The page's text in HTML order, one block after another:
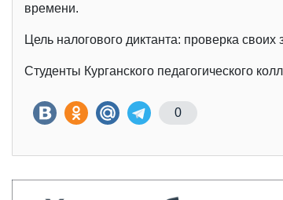
времени.
Цель налогового диктанта: проверка
Студенты Курганского педагогического
0